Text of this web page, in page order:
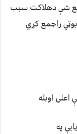
شې دهلاکت سبب
راجمع کړي
اوبله
په